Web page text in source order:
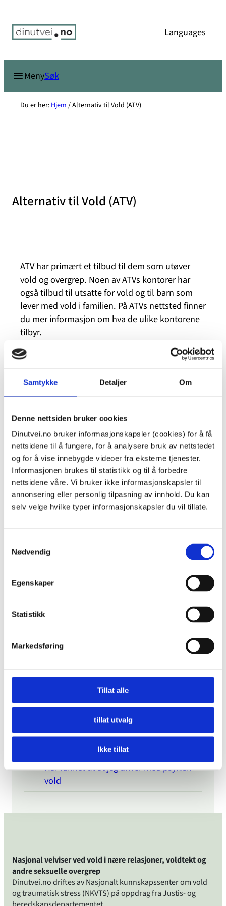
Samtykke Detaljer Om
Denne nettsiden bruker cookies
Dinutvei.no bruker informasjonskapsler (cookies) for å få
nettsidene til å fungere, for å analysere bruk av nettstedet
og for å vise innebygde videoer fra eksterne tjenester.
Informasjonen brukes til statistikk og til å forbedre
nettsidene våre. Vi bruker ikke informasjonskapsler til
annonsering eller personlig tilpasning av innhold. Du kan
selv velge hvilke typer informasjonskapsler du vil tillate.
Nødvendig
Egenskaper
Statistikk
Markedsføring
Tillat alle
tillat utvalg
Ikke tillat
innhold
Languages
MenySøk
Du er her: Hjem /Alternativ til Vold (ATV)
Alternativ til Vold (ATV)
ATV har primært et tilbud til dem som utøver
vold og overgrep. Noen av ATVs kontorer har
også tilbud til utsatte for vold og til barn som
lever med vold i familien. På ATVs nettsted finner
du mer informasjon om hva de ulike kontorene
tilbyr.
hva de ulike kontorene tilbyr
Kort omtale av ATVs tilbud for utsatte for vold
eller overgrep på dinutvei.no.
Relaterte saker
Er det mulig å anmelde mor?
Utsatt som barn, utøver som voksen?
Er du innvandrer og opplever vold? LIN
kan gi hjelp og veiledning.
What is dinutvei.no?
hvis man ikke har vært samboere?
Kollega fortalte han har utsatt kona for
Har funnet ut at jeg driver med psykisk
vold
Nasjonal veiviser ved vold i nære relasjoner, voldtekt og
andre seksuelle overgrep
Dinutvei.no driftes av Nasjonalt kunnskapssenter om vold
og traumatisk stress (NKVTS) på oppdrag fra Justis- og